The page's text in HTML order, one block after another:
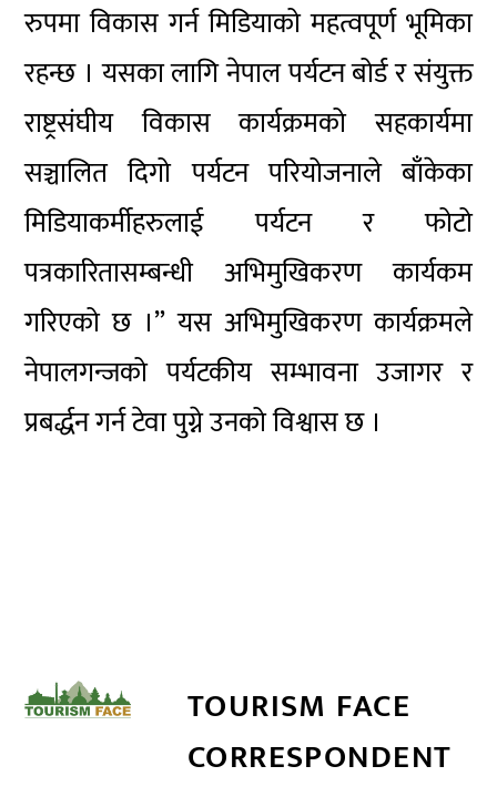
रुपमा विकास गर्न मिडियाको महत्वपूर्ण भूमिका
रहन्छ । यसका लागि नेपाल पर्यटन बोर्ड र संयुक्त
राष्ट्रसंघीयविकास कार्यक्रमको सहकार्यमा
सञ्चालित दिगो पर्यटन परियोजनाले बाँकेका
मिडियाकर्मीहरुलाई पर्यटन र फोटो
पत्रकारितासम्बन्धी अभिमुखिकरण
कार्यकम
गरिएको छ ।” यस अभिमुखिकरणकार्यक्रमले
नेपालगन्जको पर्यटकीय सम्भावना उजागर र
प्रबर्द्धनगर्न टेवा पुग्ने उनको विश्वास छ ।
TOURISM FACE
CORRESPONDENT